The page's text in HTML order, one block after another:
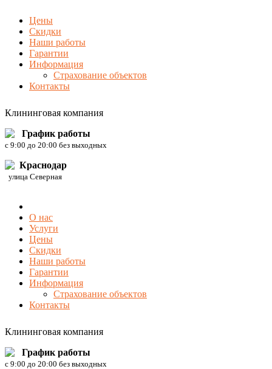
Цены
Скидки
Наши работы
Гарантии
Информация
Страхование объектов
Контакты
Клининговая компания
График работы
c 9:00 до 20:00 без выходных
Краснодар
улица Северная
О нас
Услуги
Цены
Скидки
Наши работы
Гарантии
Информация
Страхование объектов
Контакты
Клининговая компания
График работы
c 9:00 до 20:00 без выходных